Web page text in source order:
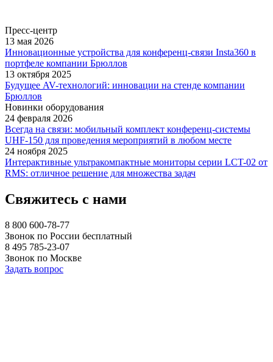
Пресс-центр
13 мая 2026
Инновационные устройства для конференц-связи Insta360 в
портфеле компании Брюллов
13 октября 2025
Будущее AV-технологий: инновации на стенде компании
Брюллов
Новинки оборудования
24 февраля 2026
Всегда на связи: мобильный комплект конференц-системы
UHF-150 для проведения мероприятий в любом месте
24 ноября 2025
Интерактивные ультракомпактные мониторы серии LCT-02 от
RMS: отличное решение для множества задач
Свяжитесь с нами
8 800 600-78-77
Звонок по России бесплатный
8 495 785-23-07
Звонок по Москве
Задать вопрос